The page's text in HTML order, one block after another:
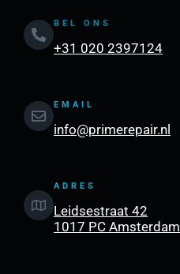
BEL ONS
+31 020 2397124
EMAIL
info@primerepair.nl
ADRES
Leidsestraat 42
1017 PC Amsterdam